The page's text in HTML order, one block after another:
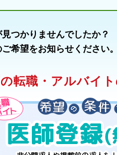
見つかりませんでしたか？
希望をお知らせください
の転職・アルバイ